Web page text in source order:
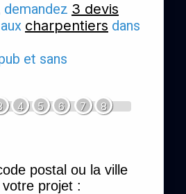
demandez 3 devis
aux charpentiers dans
et sans
4 5 6 7 8
postal ou la ville
projet :